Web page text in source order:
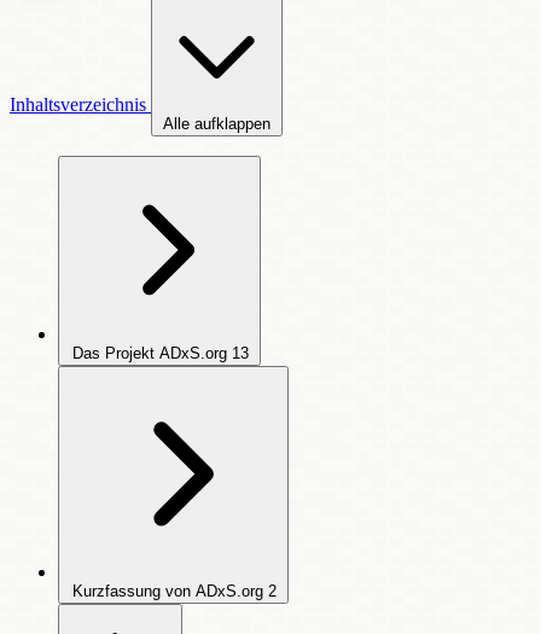
Inhaltsverzeichnis
Alle aufklappen
Das Projekt ADxS.org 13
Kurzfassung von ADxS.org 2